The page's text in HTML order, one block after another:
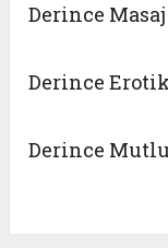
Derince
Derince
Derince